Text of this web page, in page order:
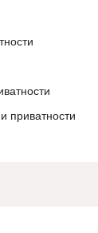
приватности